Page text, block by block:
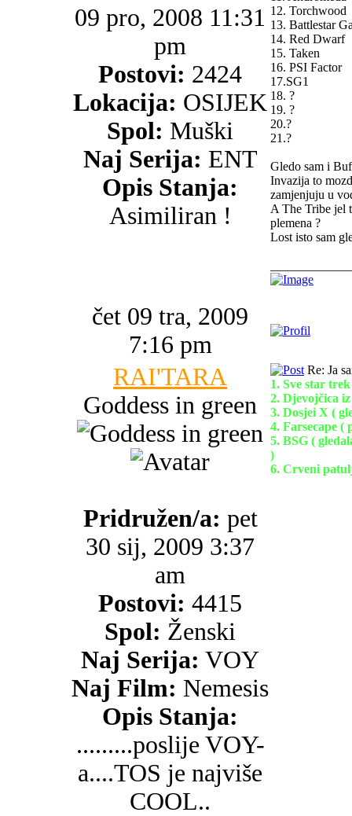
09 pro, 2008 11:31
pm
Postovi: 2424
Lokacija: OSIJEK
Spol: Muški
Naj Serija: ENT
Opis Stanja:
Asimiliran !
12. Torchwood
13. Battlestar
14. Red Dwarf
15. Taken
16. PSI Factor
17.SG1
18. ?
19. ?
20.?
21.?
Gledo sam i
Invazija to
zamjenjuju u
A The Tribe jel
plemena ?
Lost isto sam
čet 09 tra, 2009
7:16 pm
RAI'TARA
Goddess in green
Pridružen/a: pet
30 sij, 2009 3:37
am
Postovi: 4415
Spol: Ženski
Naj Serija: VOY
Naj Film: Nemesis
Opis Stanja:
.........poslije VOY-
a....TOS je najviše
COOL..
Re: Ja
1. Sve star
2. Djevojčica
3. Dosjei X (
4. Farsecape (
5. BSG (
)
6. Crveni